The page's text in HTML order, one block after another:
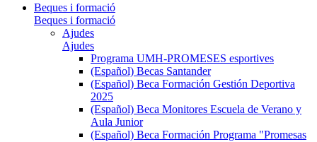
Beques i formació
Beques i formació
Ajudes
Ajudes
Programa UMH-PROMESES esportives
(Español) Becas Santander
(Español) Beca Formación Gestión Deportiva
2025
(Español) Beca Monitores Escuela de Verano y
Aula Junior
(Español) Beca Formación Programa "Promesas